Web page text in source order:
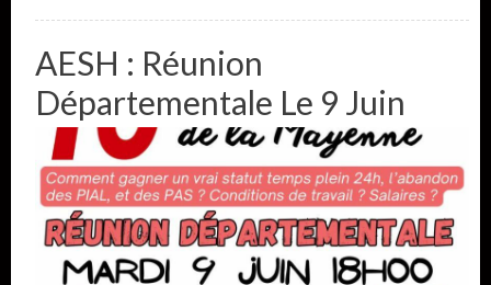
AESH : Réunion
Départementale Le 9 Juin